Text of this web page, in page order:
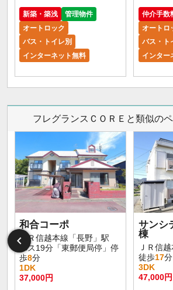
新築・築浅
管理物件
オートロック
バス・トイレ別
インターネット無料
仲介手数
オートロ
バス・ト
インター
フレグランスＣＯＲＥと類似の
和合コーポ
ＪＲ信越本線「長野」駅
バス19分「東郵便局停」停
歩8分
1DK
37,000円
サン
棟
ＪＲ信
徒歩17分
3DK
47,000円